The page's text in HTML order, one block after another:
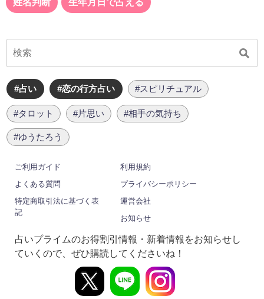
#占い #恋の行方占い #スピリチュアル
#タロット #片思い #相手の気持ち
#ゆうたろう
ご利用ガイド
利用規約
よくある質問
プライバシーポリシー
特定商取引法に基づく表
記
運営会社
お知らせ
占いプライムのお得割引情報・新着情報をお知らせし
ていくので、ぜひ購読してくださいね！